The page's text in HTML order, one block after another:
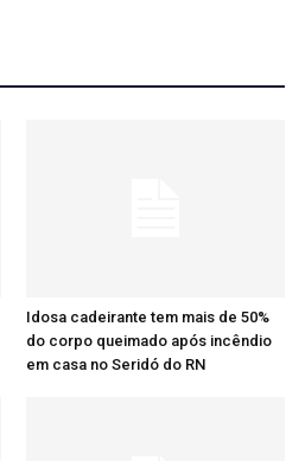
Idosa cadeirante tem mais de 50%
do corpo queimado após incêndio
em casa no Seridó do RN